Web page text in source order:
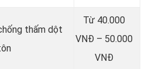
thấm dột
Từ 40.000
VNĐ – 50.000
VNĐ